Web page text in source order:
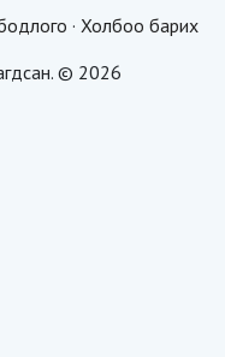
· Холбоо барих
© 2026